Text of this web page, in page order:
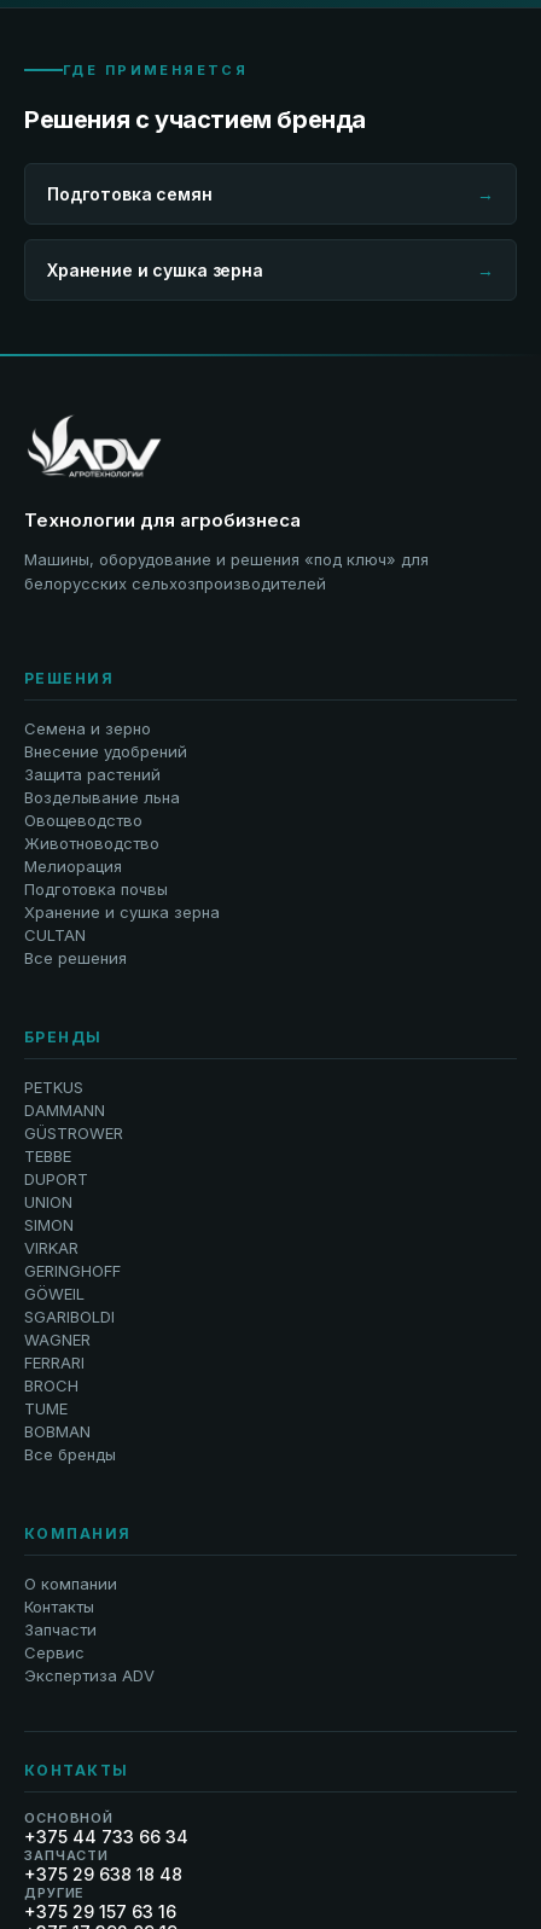
ГДЕ ПРИМЕНЯЕТСЯ
Решения с участием бренда
Подготовка семян →
Хранение и сушка зерна →
Технологии для агробизнеса
Машины, оборудование и решения «под ключ» для
белорусских сельхозпроизводителей
РЕШЕНИЯ
Семена и зерно
Внесение удобрений
Защита растений
Возделывание льна
Овощеводство
Животноводство
Мелиорация
Подготовка почвы
Хранение и сушка зерна
CULTAN
Все решения
БРЕНДЫ
PETKUS
DAMMANN
GÜSTROWER
TEBBE
DUPORT
UNION
SIMON
VIRKAR
GERINGHOFF
GÖWEIL
SGARIBOLDI
WAGNER
FERRARI
BROCH
TUME
BOBMAN
Все бренды
КОМПАНИЯ
О компании
Контакты
Запчасти
Сервис
Экспертиза ADV
КОНТАКТЫ
ОСНОВНОЙ
+375 44 733 66 34
ЗАПЧАСТИ
+375 29 638 18 48
ДРУГИЕ
+375 29 157 63 16